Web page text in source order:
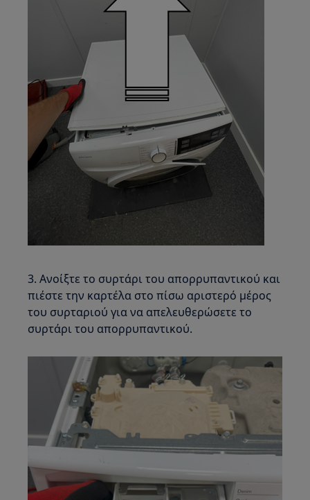
3. Ανοίξτε το συρτάρι του απορρυπαντικού και
πιέστε την καρτέλα στο πίσω αριστερό μέρος
του συρταριού για να απελευθερώσετε το
συρτάρι του απορρυπαντικού.